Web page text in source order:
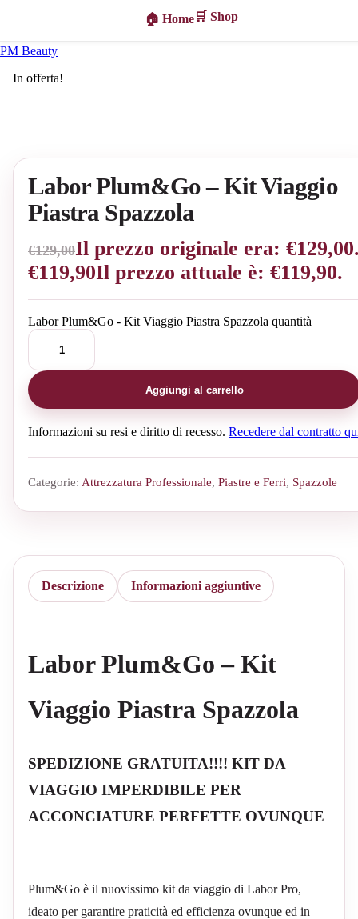
🏠 Home🛒 Shop
PM Beauty
In offerta!
Labor Plum&Go – Kit Viaggio
Piastra Spazzola
€129,00Il prezzo originale era:
€119,90Il prezzo attuale è: €119,90.
Labor Plum&Go - Kit Viaggio Piastra Spazzola quantità
Aggiungi al carrello
Informazioni su resi e diritto di recesso. Recedere dal contratto
Categorie: Attrezzatura Professionale, Piastre e Ferri, Spazzole
Descrizione Informazioni aggiuntive
Labor Plum&Go – Kit
Viaggio Piastra Spazzola
SPEDIZIONE GRATUITA!!!! KIT DA
VIAGGIO IMPERDIBILE PER
ACCONCIATURE PERFETTE OVUNQUE
Plum&Go è il nuovissimo kit da viaggio di Labor Pro,
ideato per garantire praticità ed efficienza ovunque ed in